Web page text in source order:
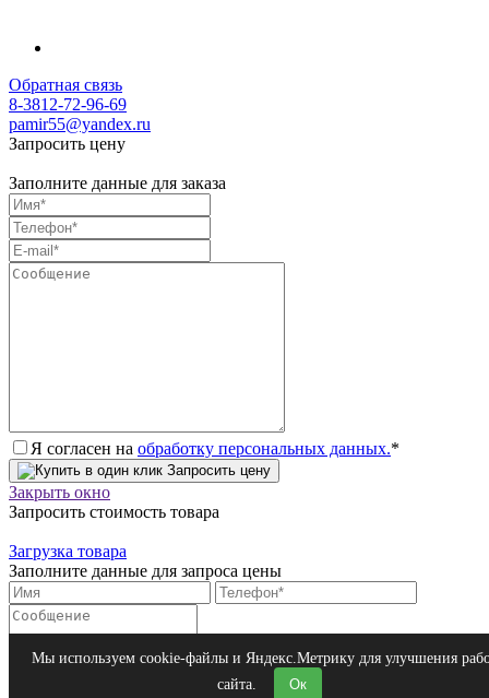
Обратная связь
8-3812-72-96-69
pamir55@yandex.ru
Запросить цену
Заполните данные для заказа
Я согласен на обработку персональных данных.*
Запросить цену
Закрыть окно
Запросить стоимость товара
Загрузка товара
Заполните данные для запроса цены
Я согласен на обработку персональных данных.*
Запросить цену
Мы используем cookie-файлы и Яндекс.Метрику для улучшения
сайта.
Ок